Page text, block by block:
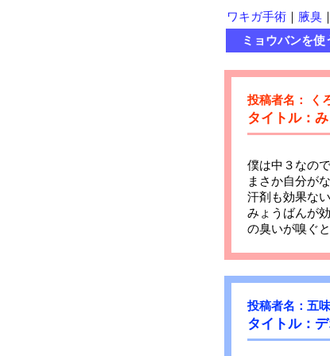
ワキガ手術 腋臭
ミョウバンを使
投稿者名： く
タイトル：
僕は中３なの
まさか自分が
汗剤も効果な
みょうばんが
の臭いが嗅ぐ
投稿者名：五
タイトル：